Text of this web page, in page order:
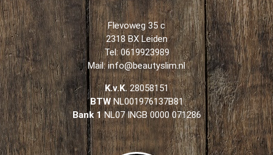
Flevoweg 35 c
2318 BX Leiden
Tel: 0619923989
Mail:info@beautyslim.nl
K.v.K.28058151
BTWNL001976137B81
Bank 1NL07 INGB 0000 071286